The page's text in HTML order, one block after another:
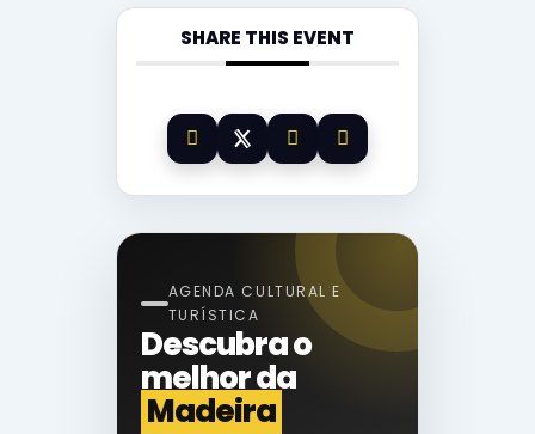
SHARE THIS EVENT
AGENDA CULTURAL E
TURÍSTICA
Descubra o
melhor da
Madeira